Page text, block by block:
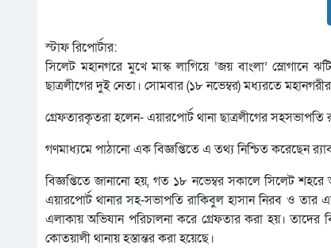
স্টাফ রিপোর্টার:
সিলেট মহানগরে মুখে মাস্ক লাগিয়ে ‘জয় বাংলা’ স্লোগানে
ছাত্রলীগের দুই নেতা। সোমবার (১৮ নভেম্বর) মধ্যরতে
গ্রেফতারকৃতরা হলেন- এয়ারপোর্ট থানা ছাত্রলীগের
গণমাধ্যমে পাঠানো এক বিজ্ঞপ্তিতে এ তথ্য নিশ্চিত করেছেন
বিজ্ঞপ্তিতে জানানো হয়, গত ১৮ নভেম্বর সকালে সিলেট শহরে
এয়ারপোর্ট থানার সহ-সভাপতি রাকিবুল হাসান নিরব ও
এলাকায় অভিযান পরিচালনা করে গ্রেফতার করা হয়।
কোতয়ালী থানায় হস্তান্তর করা হয়েছে।